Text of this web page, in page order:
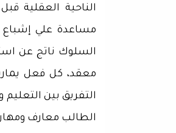
الناحية العقلية
مساعدة علي إشباع
السلوك ناتج عن
معقد، كل فعل
التفريق بين
الطالب معارف